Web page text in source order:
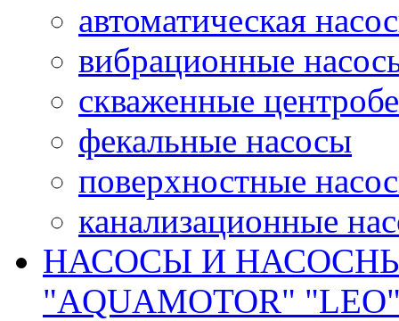
автоматическая
вибрационные
скваженные
фекальные насосы
поверхностные
канализационные
НАСОСЫ И
"AQUAMOTOR"